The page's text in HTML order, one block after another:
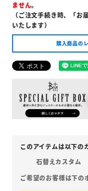
ません。
（ご注文手続き時、「お
いたします）
購入商品の
石替えカスタム